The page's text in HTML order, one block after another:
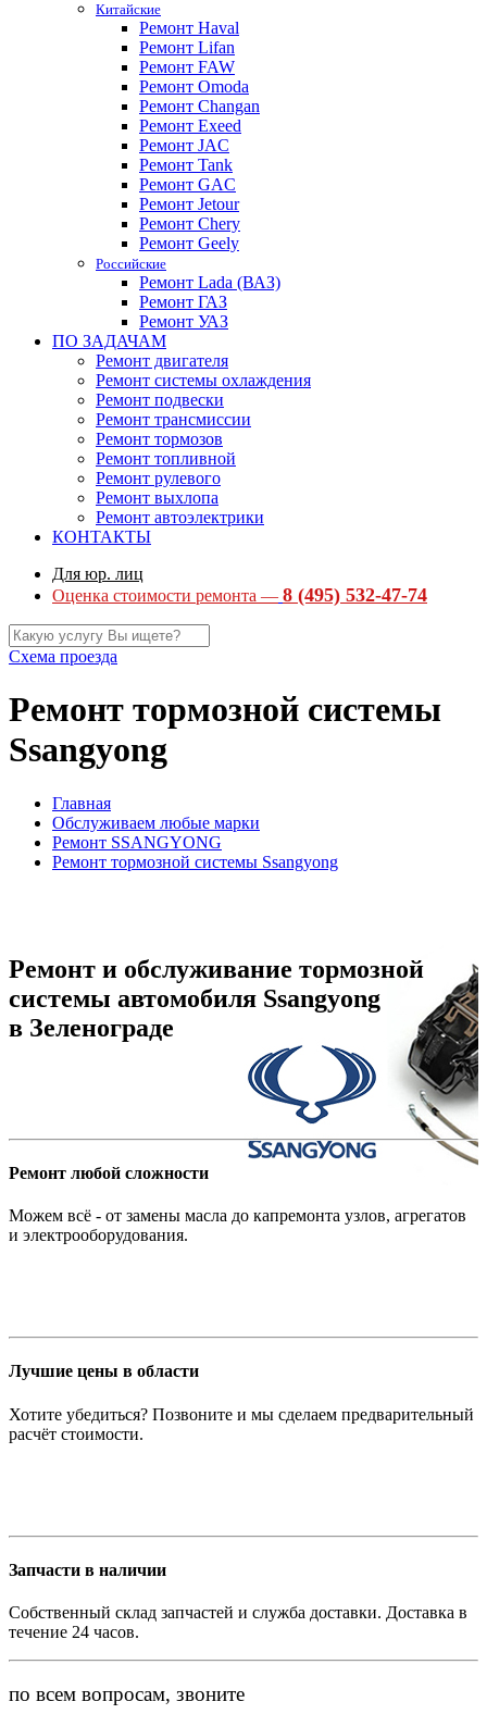
Китайские
Ремонт Haval
Ремонт Lifan
Ремонт FAW
Ремонт Omoda
Ремонт Changan
Ремонт Exeed
Ремонт JAC
Ремонт Tank
Ремонт GAC
Ремонт Jetour
Ремонт Chery
Ремонт Geely
Российские
Ремонт Lada (ВАЗ)
Ремонт ГАЗ
Ремонт УАЗ
ПО ЗАДАЧАМ
Ремонт двигателя
Ремонт системы охлаждения
Ремонт подвески
Ремонт трансмиссии
Ремонт тормозов
Ремонт топливной
Ремонт рулевого
Ремонт выхлопа
Ремонт автоэлектрики
КОНТАКТЫ
Для юр. лиц
Оценка стоимости ремонта — 8 (495) 532-47-74
Схема проезда
Ремонт тормозной системы
Ssangyong
Главная
Обслуживаем любые марки
Ремонт SSANGYONG
Ремонт тормозной системы Ssangyong
Ремонт и обслуживание тормозной
системы автомобиля Ssangyong
в Зеленограде
Ремонт любой сложности
Можем всё - от замены масла до капремонта узлов, агрегатов
и электрооборудования.
Лучшие цены в области
Хотите убедиться? Позвоните и мы сделаем предварительный
расчёт стоимости.
Запчасти в наличии
Собственный склад запчастей и служба доставки. Доставка в
течение 24 часов.
по всем вопросам, звоните